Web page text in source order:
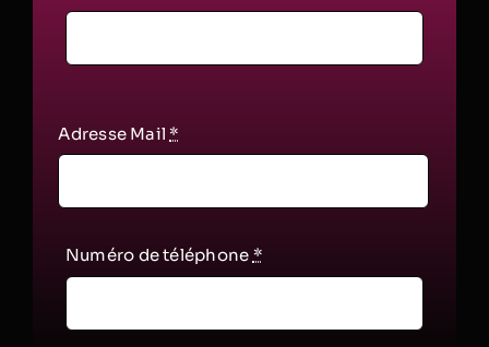
Adresse Mail *
Numéro de téléphone *